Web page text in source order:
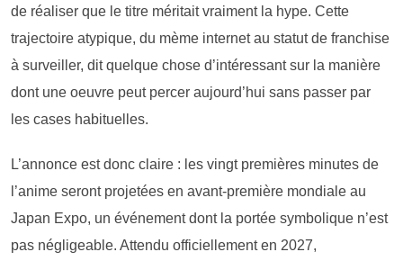
de réaliser que le titre méritait vraiment la hype. Cette
trajectoire atypique, du mème internet au statut de franchise
à surveiller, dit quelque chose d’intéressant sur la manière
dont une oeuvre peut percer aujourd’hui sans passer par
les cases habituelles.
L’annonce est donc claire : les vingt premières minutes de
l’anime seront projetées en avant-première mondiale au
Japan Expo, un événement dont la portée symbolique n’est
pas négligeable. Attendu officiellement en 2027,